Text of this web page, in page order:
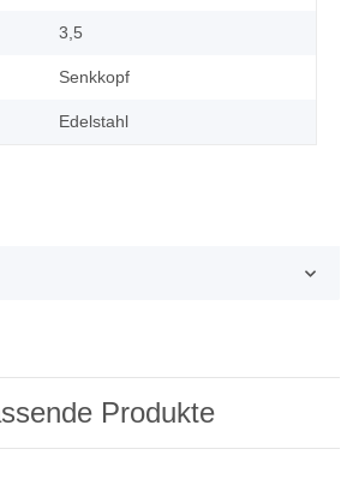
3,5
Senkkopf
Edelstahl
Produkte